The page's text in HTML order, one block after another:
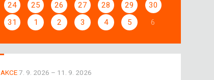
24
25 26 27 28 29
30
31
1 2 3 4 5 6
AKCE7. 9. 2026 – 11. 9. 2026